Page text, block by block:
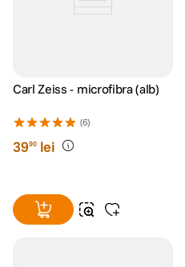
Carl Zeiss - microfibra (alb)
(6)
3990 lei